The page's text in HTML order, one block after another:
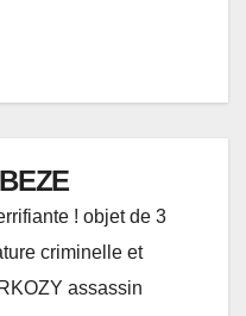
! objet de 3
criminelle et
assassin